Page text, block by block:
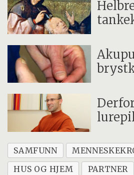
SAMFUNN
HUS OG HJEM
PARTNER